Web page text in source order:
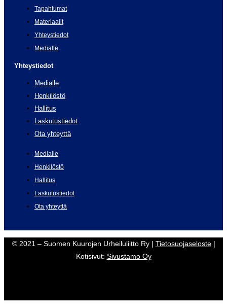
Tapahtumat
Materiaalit
Yhteystiedot
Medialle
Yhteystiedot
Medialle
Henkilöstö
Hallitus
Laskutustiedot
Ota yhteyttä
Medialle
Henkilöstö
Hallitus
Laskutustiedot
Ota yhteyttä
© 2021 – Suomen Kuurojen Urheiluliitto Ry | Tietosuojaseloste|
Kotisivut: Sivustamo Oy